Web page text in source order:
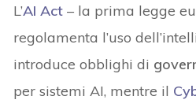
L’AI Act – la prima legge
regolamenta l’uso
introduce obblighi di
per sistemi AI, mentre il